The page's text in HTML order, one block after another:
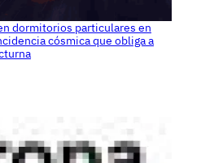
dormitorios particulares en
cósmica que obliga a